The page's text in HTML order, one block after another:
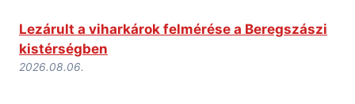
Lezárult a viharkárok felmérése a Beregszászi
kistérségben
2026.08.06.